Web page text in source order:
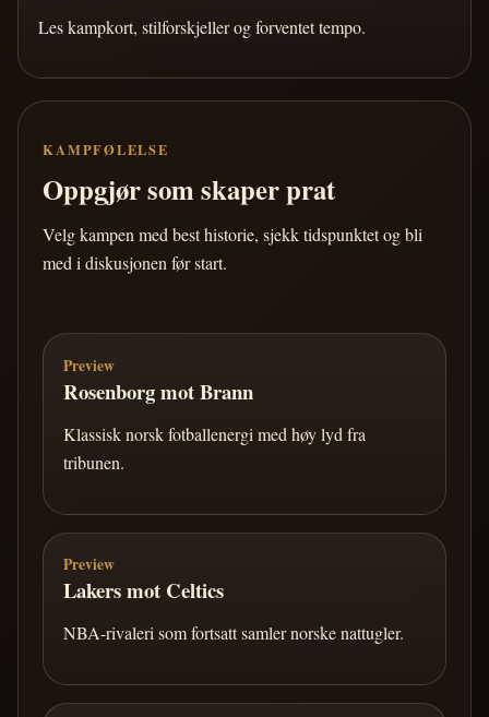
Les kampkort, stilforskjeller og forventet tempo.
KAMPFØLELSE
Oppgjør som skaper prat
Velg kampen med best historie, sjekk tidspunktet og bli
med i diskusjonen før start.
Preview
Rosenborg mot Brann
Klassisk norsk fotballenergi med høy lyd fra
tribunen.
Preview
Lakers mot Celtics
NBA-rivaleri som fortsatt samler norske nattugler.